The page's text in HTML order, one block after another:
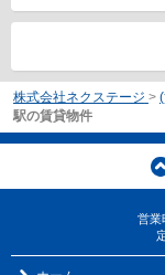
株式会社ネクステージ >
駅の賃貸物件
営業